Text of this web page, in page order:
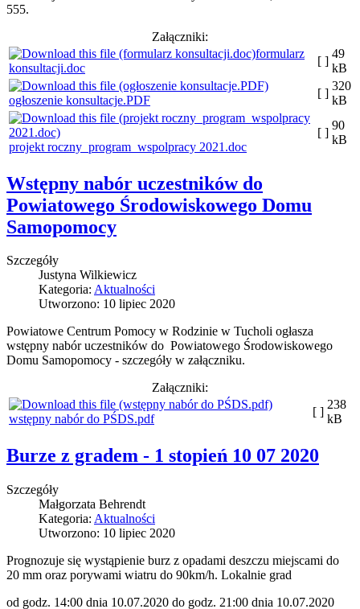
555.
Załączniki:
formularz
konsultacji.doc
[ ]
49
kB
ogłoszenie konsultacje.PDF
[ ]
320
kB
projekt roczny_program_wspolpracy 2021.doc
[ ]
90
kB
Wstępny nabór uczestników do
Powiatowego Środowiskowego Domu
Samopomocy
Szczegóły
Justyna Wilkiewicz
Kategoria: Aktualności
Utworzono: 10 lipiec 2020
Powiatowe Centrum Pomocy w Rodzinie w Tucholi ogłasza
wstępny nabór uczestników do Powiatowego Środowiskowego
Domu Samopomocy - szczegóły w załączniku.
Załączniki:
wstępny nabór do PŚDS.pdf
[ ]
238
kB
Burze z gradem - 1 stopień 10 07 2020
Szczegóły
Małgorzata Behrendt
Kategoria: Aktualności
Utworzono: 10 lipiec 2020
Prognozuje się wystąpienie burz z opadami deszczu miejscami do
20 mm oraz porywami wiatru do 90km/h. Lokalnie grad
od godz. 14:00 dnia 10.07.2020 do godz. 21:00 dnia 10.07.2020